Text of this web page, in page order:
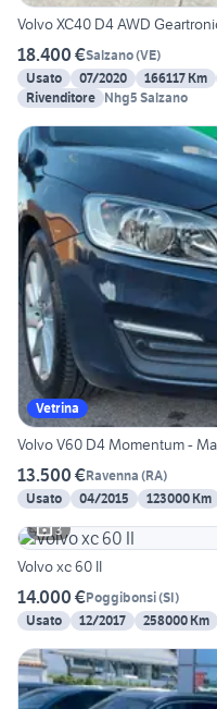
Volvo XC40 D4 AWD
18.400 €Salzano(VE)
Usato
07/2020 166117 Km
Rivenditore Nhg5 Salzano
Vetrina
Volvo V60 D4 Momentum -
13.500 €Ravenna (RA)
Usato
04/2015 123000 Km
3
Volvo xc 60 II
14.000 €Poggibonsi(SI)
Usato
12/2017 258000 Km